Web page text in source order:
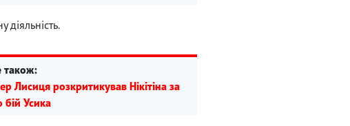
діяльність.
також:
Лисиця розкритикував Нікітіна за
бій Усика